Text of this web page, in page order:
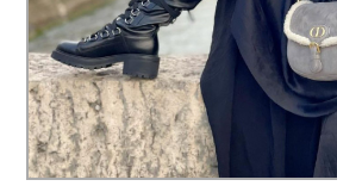
実録！海外ショップで買ってみた！